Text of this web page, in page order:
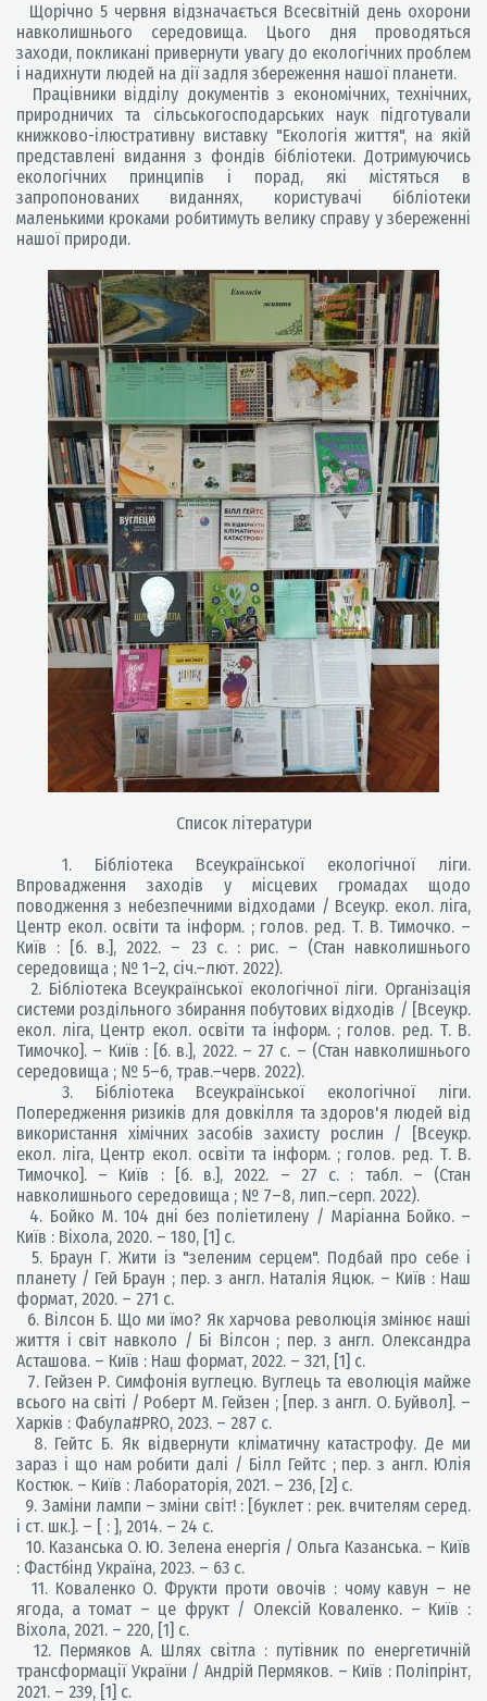
Щорічно 5 червня відзначається Всесвітній день охорони
навколишнього середовища. Цього дня проводяться
заходи, покликані привернути увагу до екологічних проблем
і надихнути людей на дії задля збереження нашої планети.
Працівники відділу документів з економічних, технічних,
природничих та сільськогосподарських наук підготували
книжково-ілюстративну виставку "Екологія життя", на якій
представлені видання з фондів бібліотеки. Дотримуючись
екологічних принципів і порад, які містяться в
запропонованих виданнях, користувачі бібліотеки
маленькими кроками робитимуть велику справу у збереженні
нашої природи.
Список літератури
1. Бібліотека Всеукраїнської екологічної ліги.
Впровадження заходів у місцевих громадах щодо
поводження з небезпечними відходами / Всеукр. екол. ліга,
Центр екол. освіти та інформ. ; голов. ред. Т. В. Тимочко. –
Київ : [б. в.], 2022. – 23 с. : рис. – (Стан навколишнього
середовища ; № 1–2, січ.–лют. 2022).
2. Бібліотека Всеукраїнської екологічної ліги. Організація
системи роздільного збирання побутових відходів / [Всеукр.
екол. ліга, Центр екол. освіти та інформ. ; голов. ред. Т. В.
Тимочко]. – Київ : [б. в.], 2022. – 27 с. – (Стан навколишнього
середовища ; № 5–6, трав.–черв. 2022).
3. Бібліотека Всеукраїнської екологічної ліги.
Попередження ризиків для довкілля та здоров'я людей від
використання хімічних засобів захисту рослин / [Всеукр.
екол. ліга, Центр екол. освіти та інформ. ; голов. ред. Т. В.
Тимочко]. – Київ : [б. в.], 2022. – 27 с. : табл. – (Стан
навколишнього середовища ; № 7–8, лип.–серп. 2022).
4. Бойко М. 104 дні без поліетилену / Маріанна Бойко. –
Київ : Віхола, 2020. – 180, [1] с.
5. Браун Г. Жити із "зеленим серцем". Подбай про себе і
планету / Гей Браун ; пер. з англ. Наталія Яцюк. – Київ : Наш
формат, 2020. – 271 с.
6. Вілсон Б. Що ми їмо? Як харчова революція змінює наші
життя і світ навколо / Бі Вілсон ; пер. з англ. Олександра
Асташова. – Київ : Наш формат, 2022. – 321, [1] с.
7. Гейзен Р. Симфонія вуглецю. Вуглець та еволюція майже
всього на світі / Роберт М. Гейзен ; [пер. з англ. О. Буйвол]. –
Харків : Фабула#PRO, 2023. – 287 с.
8. Гейтс Б. Як відвернути кліматичну катастрофу. Де ми
зараз і що нам робити далі / Білл Гейтс ; пер. з англ. Юлія
Костюк. – Київ : Лабораторія, 2021. – 236, [2] с.
9. Заміни лампи – зміни світ! : [буклет : рек. вчителям серед.
і ст. шк.]. – [ : ], 2014. – 24 с.
10. Казанська О. Ю. Зелена енергія / Ольга Казанська. – Київ
: Фастбінд Україна, 2023. – 63 с.
11. Коваленко О. Фрукти проти овочів : чому кавун – не
ягода, а томат – це фрукт / Олексій Коваленко. – Київ :
Віхола, 2021. – 220, [1] с.
12. Пермяков А. Шлях світла : путівник по енергетичній
трансформації України / Андрій Пермяков. – Київ : Поліпрінт,
2021. – 239, [1] с.